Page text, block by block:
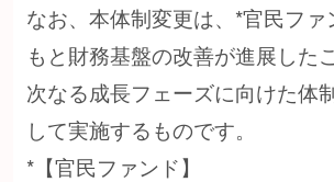
なお、本体制変更は、*官民ファ
もと財務基盤の改善が進展した
次なる成長フェーズに向けた体
して実施するものです。
*【官民ファンド】